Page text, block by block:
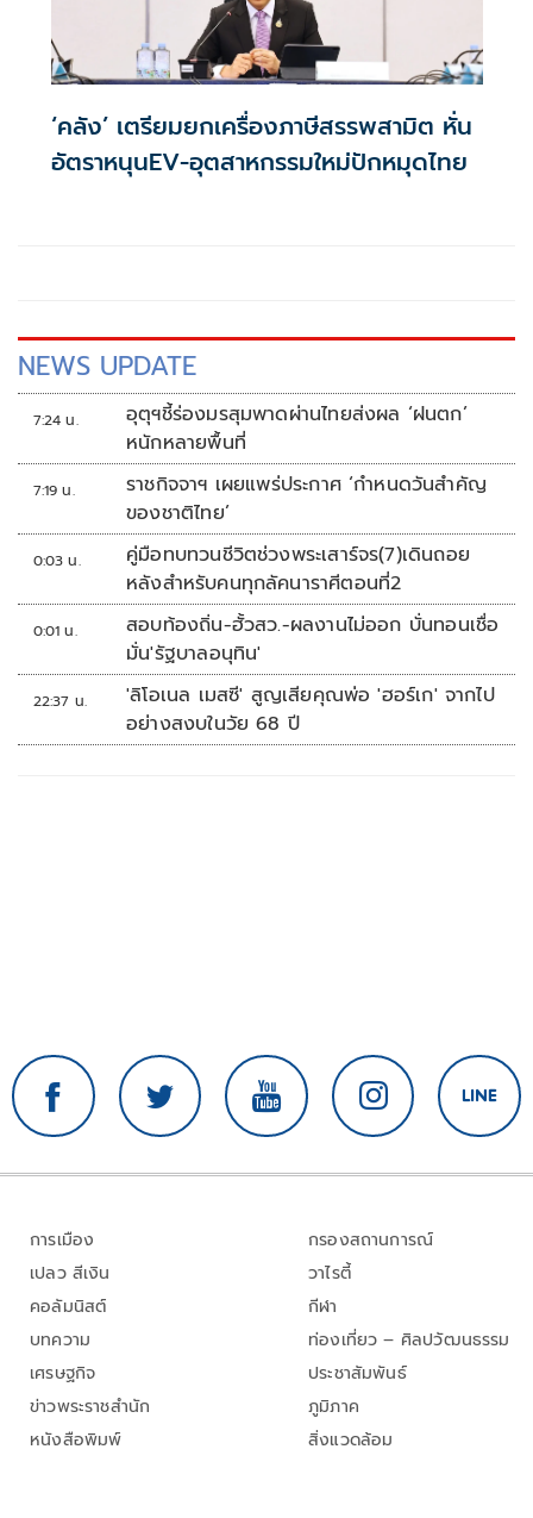
‘คลัง’ เตรียมยกเครื่องภาษีสรรพสามิต หั่น
อัตราหนุนEV-อุตสาหกรรมใหม่ปักหมุดไทย
NEWS UPDATE
7:24 น.
อุตุฯชี้ร่องมรสุมพาดผ่านไทยส่งผล ‘ฝนตก’
หนักหลายพื้นที่
7:19 น.
ราชกิจจาฯ เผยแพร่ประกาศ ‘กำหนดวันสำคัญ
ของชาติไทย’
0:03 น.
คู่มือทบทวนชีวิตช่วงพระเสาร์จร(7)เดินถอย
หลังสำหรับคนทุกลัคนาราศีตอนที่2
0:01 น.
สอบท้องถิ่น-ฮั้วสว.-ผลงานไม่ออก บั่นทอนเชื่อ
มั่น'รัฐบาลอนุทิน'
22:37 น.
'ลิโอเนล เมสซี' สูญเสียคุณพ่อ 'ฮอร์เก' จากไป
อย่างสงบในวัย 68 ปี
การเมือง
เปลว สีเงิน
คอลัมนิสต์
บทความ
เศรษฐกิจ
ข่าวพระราชสำนัก
หนังสือพิมพ์
กรองสถานการณ์
วาไรตี้
กีฬา
ท่องเที่ยว – ศิลปวัฒนธรรม
ประชาสัมพันธ์
ภูมิภาค
สิ่งแวดล้อม